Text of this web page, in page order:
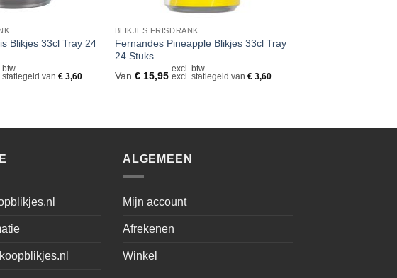
Blikjes 33cl Tray 24
btw
statiegeld van€ 3,60
BLIKJES FRISDRANK
Fernandes Pineapple Blikjes 33cl Tray
24 Stuks
Van €15,95
excl. btw
excl. statiegeld van €3,60
ALGEMEEN
Mijn account
Afrekenen
Winkel